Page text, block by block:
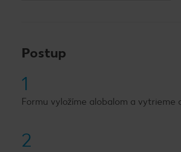
Postup
1
Formu vyložíme alobalom a vytrieme
2